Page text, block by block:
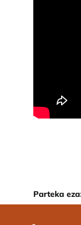
Parteka